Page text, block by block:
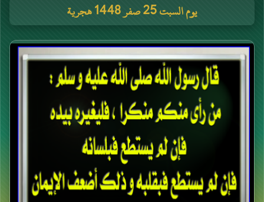
يوم السبت 25 صفر 1448 هجرية